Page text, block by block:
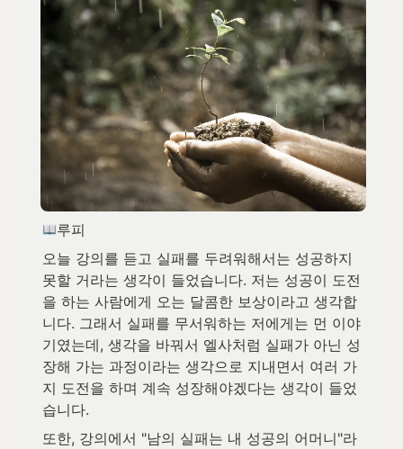
루피
오늘 강의를 듣고 실패를 두려워해서는 성공하지
못할 거라는 생각이 들었습니다. 저는 성공이 도전
을 하는 사람에게 오는 달콤한 보상이라고 생각합
니다. 그래서 실패를 무서워하는 저에게는 먼 이야
기였는데, 생각을 바꿔서 엘사처럼 실패가 아닌 성
장해 가는 과정이라는 생각으로 지내면서 여러 가
지 도전을 하며 계속 성장해야겠다는 생각이 들었
습니다.
또한, 강의에서 "남의 실패는 내 성공의 어머니"라